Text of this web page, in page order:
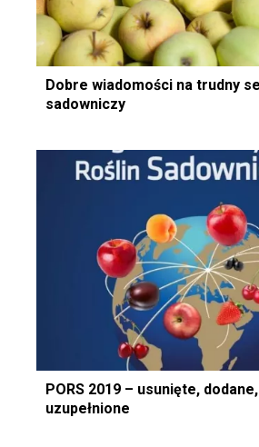
Dobre wiadomości na trudny
sadowniczy
PORS 2019 – usunięte,
uzupełnione